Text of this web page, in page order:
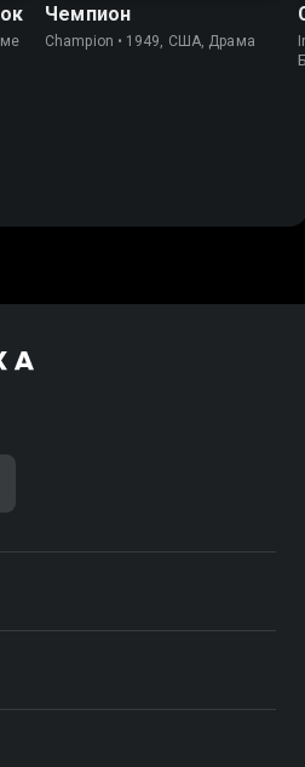
Чемпион
Champion • 1949, США, Драма